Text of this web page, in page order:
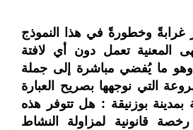
غرابةً وخطورةً في هذا النموذج
المعنية تعمل دون أي لافتة
وهو ما يُفضي مباشرة إلى جملة
التي نوجهها بصريح العبارة
بمدينة بوزنيقة : هل تتوفر هذه
قانونية لمزاولة النشاط